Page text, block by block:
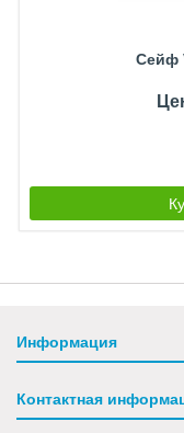
Сейф
Информация
Контактная